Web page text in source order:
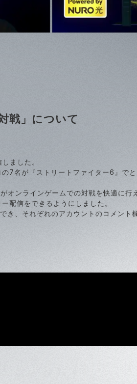
戦」について
ました。
7名が『ストリートファイター6』で
ンラインゲームでの対戦を快適に行
配信をできるようにしました。
、それぞれのアカウントのコメント